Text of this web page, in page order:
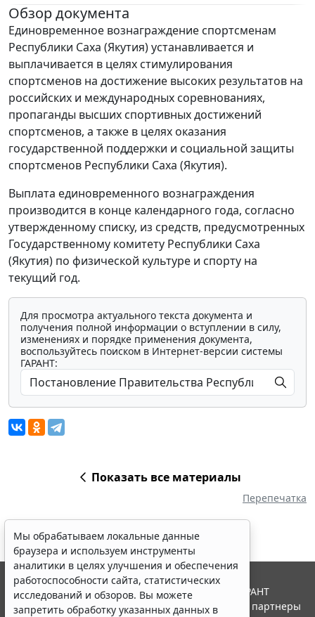
Обзор документа
Единовременное вознаграждение спортсменам
Республики Саха (Якутия) устанавливается и
выплачивается в целях стимулирования
спортсменов на достижение высоких результатов на
российских и международных соревнованиях,
пропаганды высших спортивных достижений
спортсменов, а также в целях оказания
государственной поддержки и социальной защиты
спортсменов Республики Саха (Якутия).
Выплата единовременного вознаграждения
производится в конце календарного года, согласно
утвержденному списку, из средств, предусмотренных
Государственному комитету Республики Саха
(Якутия) по физической культуре и спорту на
текущий год.
Для просмотра актуального текста документа и
получения полной информации о вступлении в силу,
изменениях и порядке применения документа,
воспользуйтесь поиском в Интернет-версии системы
ГАРАНТ:
Показать все материалы
Перепечатка
Мы обрабатываем локальные данные
браузера и используем инструменты
аналитики в целях улучшения и обеспечения
работоспособности сайта, статистических
исследований и обзоров. Вы можете
запретить обработку указанных данных в
© ООО "НПП "ГАРАНТ-СЕРВИС", 2026. Система ГАРАНТ
выпускается с 1990 года. Компания "Гарант" и ее партнеры